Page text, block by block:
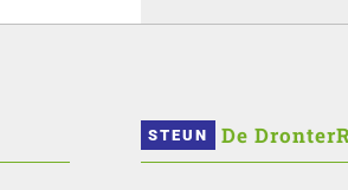
STEUN De